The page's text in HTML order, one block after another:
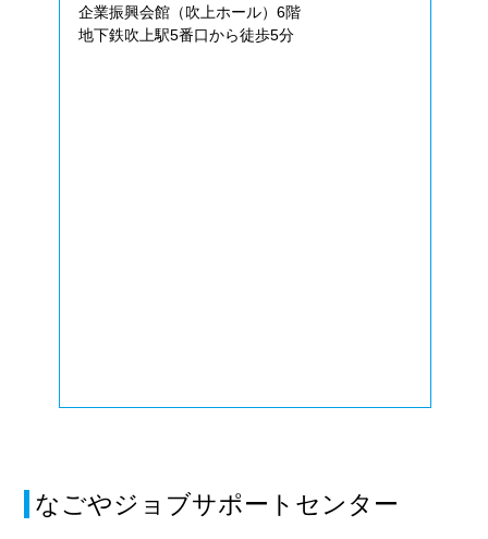
企業振興会館（吹上ホール）6階
地下鉄吹上駅5番口から徒歩5分
なごやジョブサポートセンター